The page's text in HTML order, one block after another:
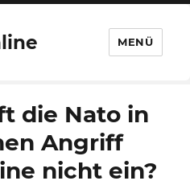
MENÜ
die Nato in
Angriff
nicht ein?